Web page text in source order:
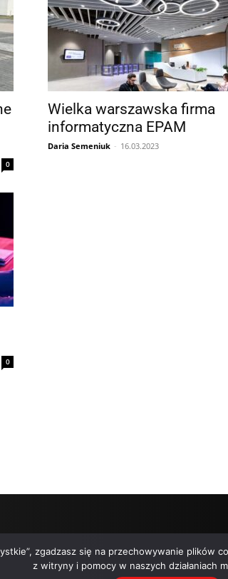
0
Wielka warszawska firma
informatyczna EPAM
Daria Semeniuk - 16.03.2023
0
zgadzasz się na przechowywanie
z witryny i pomocy w naszych działaniach